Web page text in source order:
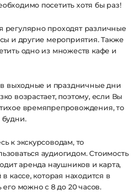
посетить хотя бы раз!
регулярно проходят различные
и другие мероприятия. Также
одно из множеств кафе и
в выходные и праздничные дни
возрастает, поэтому, если Вы
времяпрепровождения, то
будни.
к экскурсоводам, то
аудиогидом. Стоимость
аренда наушников и карта,
кассе, которая находится в
можно с 8 до 20 часов.